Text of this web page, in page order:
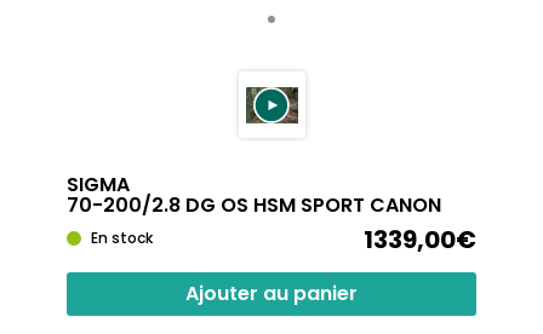
SIGMA
70-200/2.8 DG OS HSM SPORT CANON
En stock 1339,00€
Ajouter au panier